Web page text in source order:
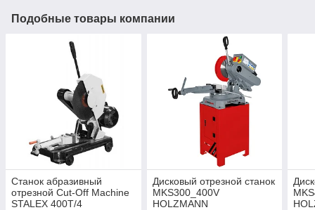
Подобные товары компании
Станок абразивный
отрезной Cut-Off Machine
STALEX 400T/4
Дисковый отрезной станок
MKS300_400V
HOLZMANN